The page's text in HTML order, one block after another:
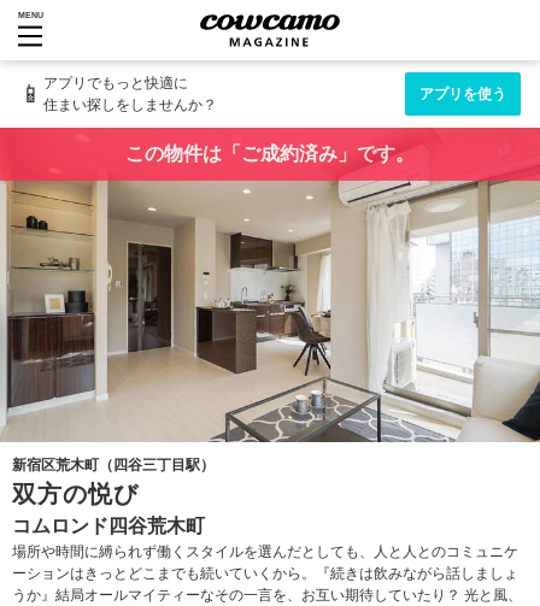
MENU
📱 アプリでもっと快適に
住まい探しをしませんか？
アプリを使う
この物件は「ご成約済み」です。
新宿区荒木町（四谷三丁目駅）
双方の悦び
コムロンド四谷荒木町
場所や時間に縛られず働くスタイルを選んだとしても、人と人とのコミュニケ
ーションはきっとどこまでも続いていくから。『続きは飲みながら話しましょ
うか』結局オールマイティーなその一言を、お互い期待していたり？ 光と風、